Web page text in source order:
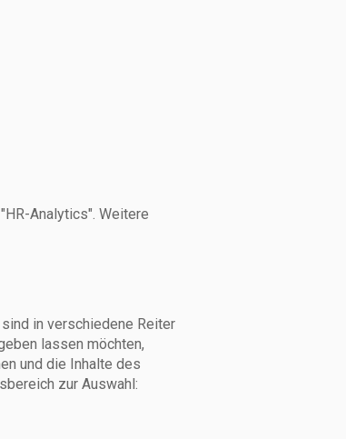
Analytics". Weitere
in verschiedene Reiter
lassen möchten,
und die Inhalte des
zur Auswahl: